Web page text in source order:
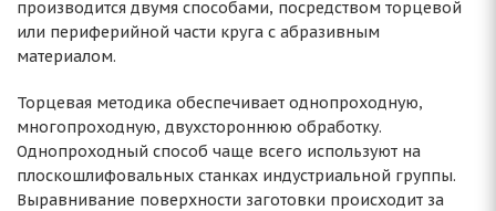
производится двумя способами, посредством торцевой
или периферийной части круга с абразивным
материалом.
Торцевая методика обеспечивает однопроходную,
многопроходную, двухстороннюю обработку.
Однопроходный способ чаще всего используют на
плоскошлифовальных станках индустриальной группы.
Выравнивание поверхности заготовки происходит за